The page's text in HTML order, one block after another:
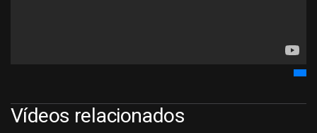
Vídeos relacionados